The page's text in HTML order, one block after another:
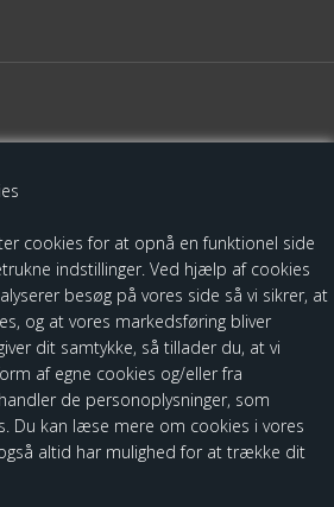
cookies for at opnå en funktionel side
indstillinger. Ved hjælp af cookies
besøg på vores side så vi sikrer, at
og at vores markedsføring bliver
dit samtykke, så tillader du, at vi
af egne cookies og/eller fra
de personoplysninger, som
Du kan læse mere om cookies i vores
altid har mulighed for at trække dit
skal vi være registreret
kan finde vores kontrolrapporter ved at